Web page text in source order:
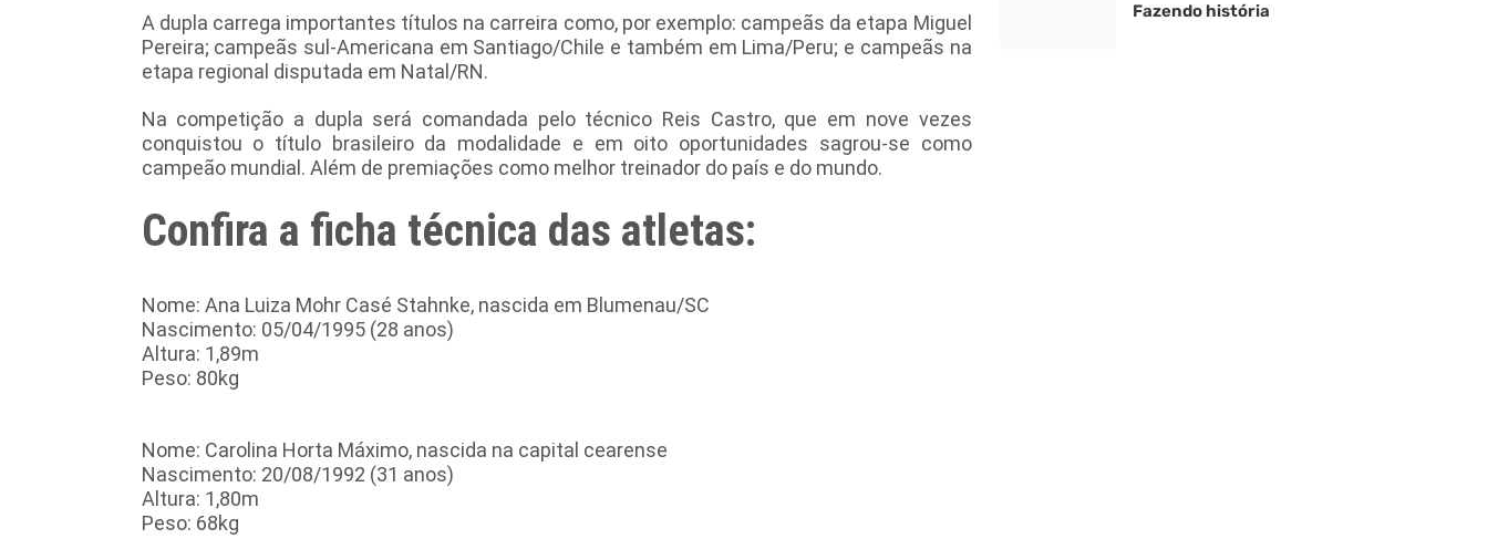
A dupla carrega importantes títulos na carreira como, por exemplo: campeãs da etapa Miguel
Pereira; campeãs sul-Americana em Santiago/Chile e também em Lima/Peru; e campeãs na
etapa regional disputada em Natal/RN.
Na competição a dupla será comandada pelo técnico Reis Castro, que em nove vezes
conquistou o título brasileiro da modalidade e em oito oportunidades sagrou-se como
campeão mundial. Além de premiações como melhor treinador do país e do mundo.
Confira a ficha técnica das atletas:
Nome: Ana Luiza Mohr Casé Stahnke, nascida em Blumenau/SC
Nascimento: 05/04/1995 (28 anos)
Altura: 1,89m
Peso: 80kg
Nome: Carolina Horta Máximo, nascida na capital cearense
Nascimento: 20/08/1992 (31 anos)
Altura: 1,80m
Peso: 68kg
Fazendo história